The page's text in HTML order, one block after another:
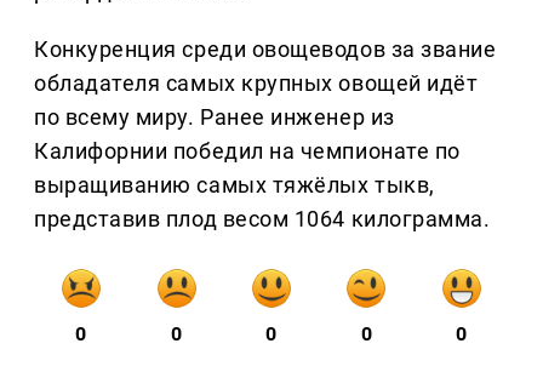
Конкуренция среди овощеводов за звание
обладателя самых крупных овощей идёт
по всему миру. Ранее инженер из
Калифорнии победил на чемпионате по
выращиванию самых тяжёлых тыкв,
представив плод весом 1064 килограмма.
0 0 0 0 0